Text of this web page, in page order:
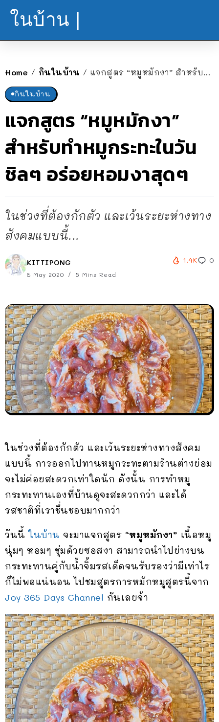
ในบ้าน |
Home / กินในบ้าน / แจกสูตร “หมูหมักงา” สำหรับทำหมูกระทะในวันชิลๆ อร่อยหอมงาสุดๆ
กินในบ้าน
แจกสูตร “หมูหมักงา”
สำหรับทำหมูกระทะในวัน
ชิลๆ อร่อยหอมงาสุดๆ
ในช่วงที่ต้องกักตัว และเว้นระยะห่างทาง
สังคมแบบนี้...
KITTIPONG
8 May 2020 5 Mins Read
1.4K 0
ในช่วงที่ต้องกักตัว และเว้นระยะห่างทางสังคม
แบบนี้ การออกไปทานหมูกระทะตามร้านต่างย่อม
จะไม่ค่อยสะดวกเท่าใดนัก ดังนั้น การทำหมู
กระทะทานเองที่บ้านดูจะสะดวกกว่า และได้
รสชาติที่เราชื่นชอบมากกว่า
วันนี้ในบ้าน จะมาแจกสูตร “หมูหมักงา” เนื้อหมู
นุ่มๆ หอมๆ ชุ่มด้วยซอสงา สามารถนำไปย่างบน
กระทะทานคู่กับน้ำจิ้มรสเด็ดจนรับรองว่ามีเท่าไร
ก็ไม่พอแน่นอน ไปชมสูตรการหมักหมูสูตรนี้จาก
Joy 365 Days Channel กันเลยจ้า